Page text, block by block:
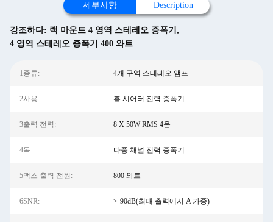
세부사항 Description
강조하다: 랙 마운트 4 영역 스테레오 증폭기 ,
4 영역 스테레오 증폭기 400 와트
1종류: 4개 구역 스테레오 앰프
2사용: 홈 시어터 전력 증폭기
3출력 전력: 8 X 50W RMS 4옴
4목: 다중 채널 전력 증폭기
5맥스 출력 전원: 800 와트
6SNR: >-90dB(최대 출력에서 ​​A 가중)